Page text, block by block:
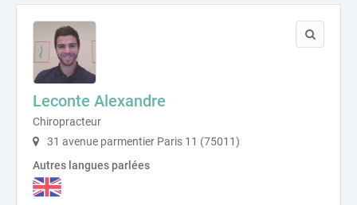
Leconte Alexandre
Chiropracteur
31 avenue parmentier Paris 11 (75011)
Autres langues parlées